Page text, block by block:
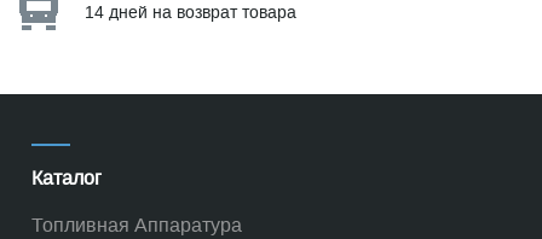
14 дней на возврат товара
Каталог
Топливная Аппаратура